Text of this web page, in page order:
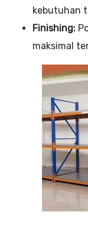
kebutuhan
Finishing:
maksimal